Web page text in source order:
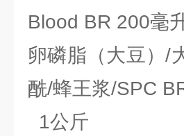
Blood BR 200毫
卵磷脂（大豆）/
酰/蜂王浆/SPC
1公斤